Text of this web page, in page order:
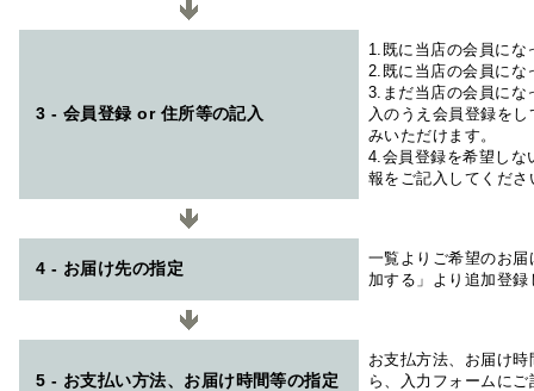
3 - 会員登録 or 住所等の記入
1.既に当店の会員にな
2.既に当店の会員にな
3.まだ当店の会員にな
入のうえ会員登録を
みいただけます。
4.会員登録を希望しな
報をご記入してくださ
4 - お届け先の指定
一覧よりご希望のお
加する」より追加登
5 - お支払い方法、お届け時間等の指定
お支払方法、お届け
ら、入力フォームに